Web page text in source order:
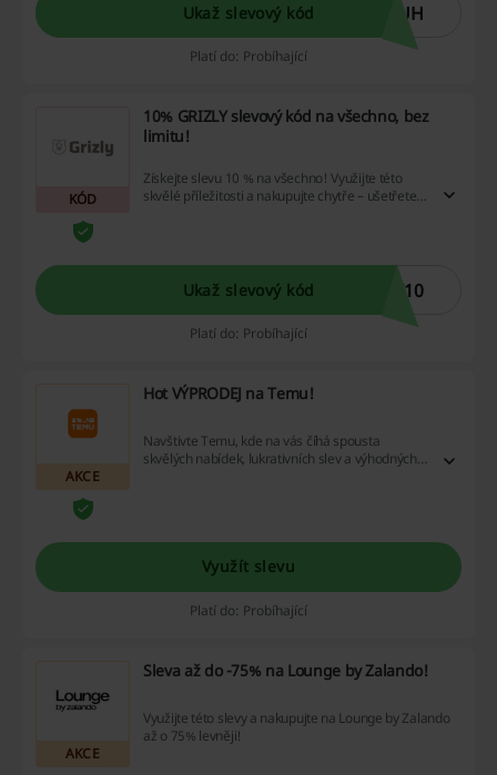
Ukaž slevový kód 7UH
Platí do: Probíhající
KÓD
10% GRIZLY slevový kód na všechno, bez
limitu!
Získejte slevu 10 % na všechno! Využijte této
skvělé příležitosti a nakupujte chytře – ušetřete
Ukaž slevový kód I10
Platí do: Probíhající
AKCE
Hot VÝPRODEJ na Temu!
Navštivte Temu, kde na vás číhá spousta
skvělých nabídek, lukrativních slev a výhodných
Využít slevu
Platí do: Probíhající
AKCE
Sleva až do -75% na Lounge by Zalando!
Využijte této slevy a nakupujte na Lounge by Zalando
až o 75% levněji!